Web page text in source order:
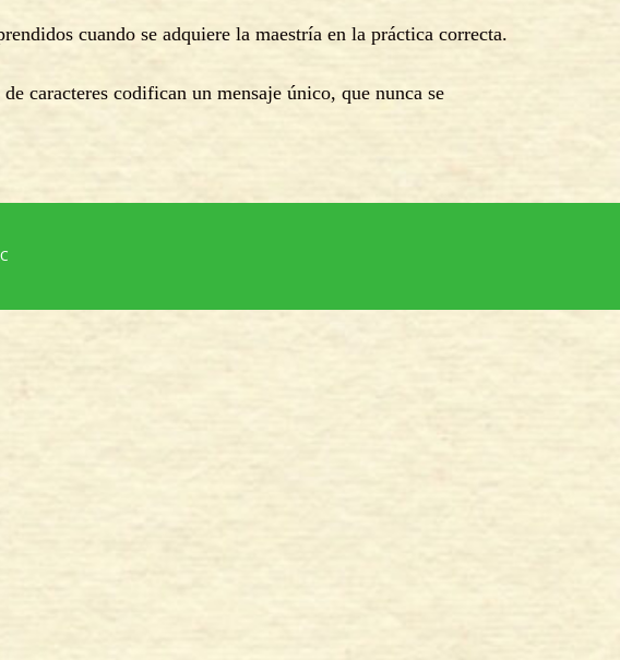
cuando se adquiere la maestría en la práctica correcta.
caracteres codifican un mensaje único, que nunca se